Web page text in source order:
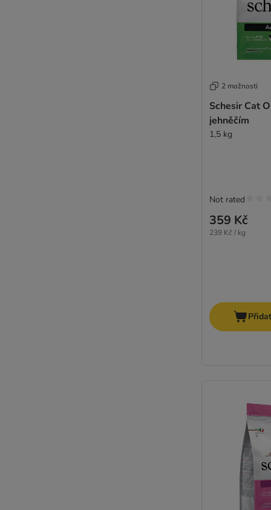
2 možností
Schesir Cat
jehněčím
1,5 kg
359 Kč
239 Kč / kg
Not rated